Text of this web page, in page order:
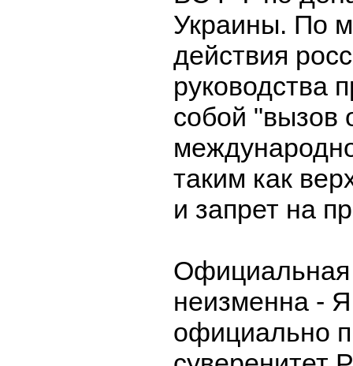
Украины. По
действия
руководства
собой "вызов
таким как
и запрет на
неизменна -
официально